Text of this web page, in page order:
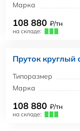
Марка
108 880 ₽/тн
на складе:
Пруток круглый
Типоразмер
Марка
108 880 ₽/тн
на складе: